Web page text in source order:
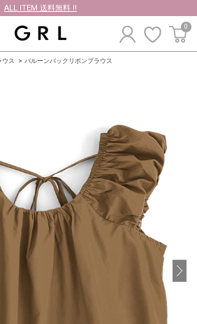
ALL ITEM 送料無料 !!
0
ウス バルーンバックリボンブラウス